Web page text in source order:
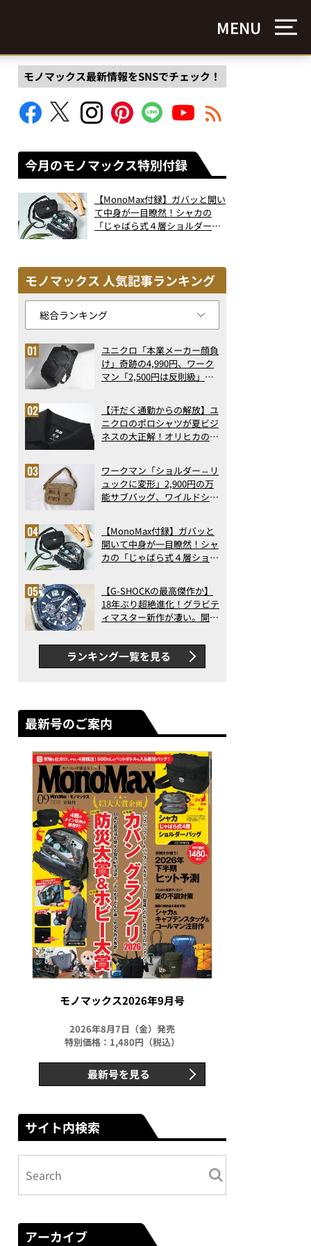
MENU
モノマックス最新情報をSNSでチェック！
今月のモノマックス特別付録
【MonoMax付録】ガバッと開い
て中身が一目瞭然！シャカの
「じゃばら式４層ショルダーバ
モノマックス 人気記事ランキング
ユニクロ「本業メーカー顔負
け」奇跡の4,990円、ワーク
マン「2,500円は反則級」凄
ト3】（2026年6月版）
【汗だく通勤からの解放】ユ
ニクロのポロシャツが夏ビジ
ネスの大正解！オリヒカの透
アの実力
ワークマン「ショルダー⇔リ
ュックに変形」2,900円の万
能サブバッグ、ワイルドシン
記事ランキングベスト3】
（2026年6月版）
【MonoMax付録】ガバッと
開いて中身が一目瞭然！シャ
カの「じゃばら式４層ショル
った！
【G-SHOCKの最高傑作か】
18年ぶり超絶進化！グラビテ
ィマスター新作が凄い。開発
新ムーブメントの衝撃
ランキング一覧を見る
最新号のご案内
モノマックス2026年9月号
2026年8月7日（金）発売
特別価格：1,480円（税込）
最新号を見る
サイト内検索
アーカイブ